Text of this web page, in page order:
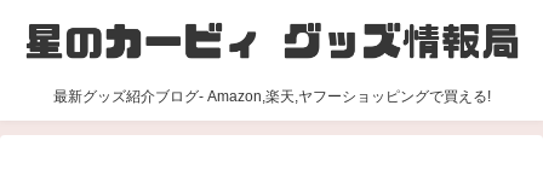
最新グッズ紹介ブログ- Amazon,楽天,ヤフーショッピングで買える!